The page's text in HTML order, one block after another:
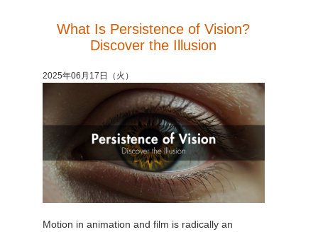
TeamManager
What Is Persistence of Vision?
Discover the Illusion
2025年06月17日（火）
Motion in animation and film is radically an